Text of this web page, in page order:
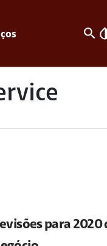
search
para 2020